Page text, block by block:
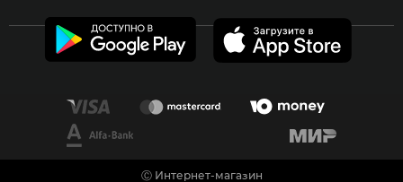
Ⓒ Интернет-магазин